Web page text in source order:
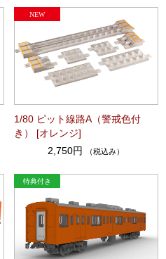
1/80 ピット線路A（警戒色付
き） [オレンジ]
2,750円
（税込み）